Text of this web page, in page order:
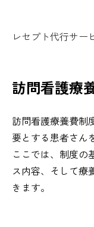
レセプト代行サー
訪問看護療
訪問看護療養費制
要とする患者さん
ここでは、制度の
ス内容、そして療
きます。